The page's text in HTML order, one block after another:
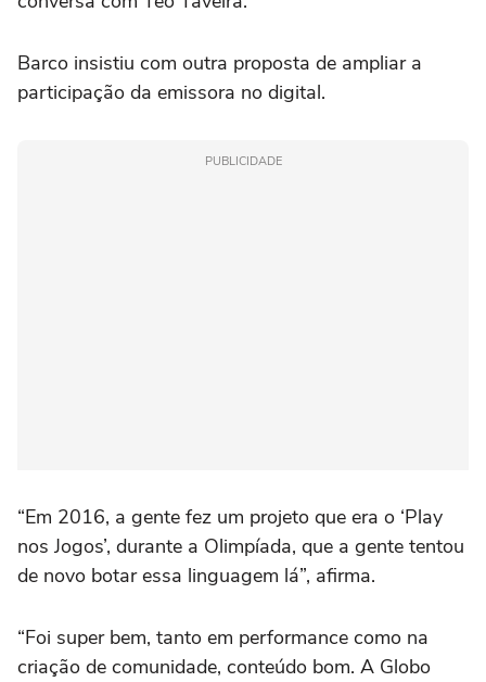
Barco insistiu com outra proposta de ampliar a
participação da emissora no digital.
PUBLICIDADE
“Em 2016, a gente fez um projeto que era o ‘Play
nos Jogos’, durante a Olimpíada, que a gente tentou
de novo botar essa linguagem lá”, afirma.
“Foi super bem, tanto em performance como na
criação de comunidade, conteúdo bom. A Globo